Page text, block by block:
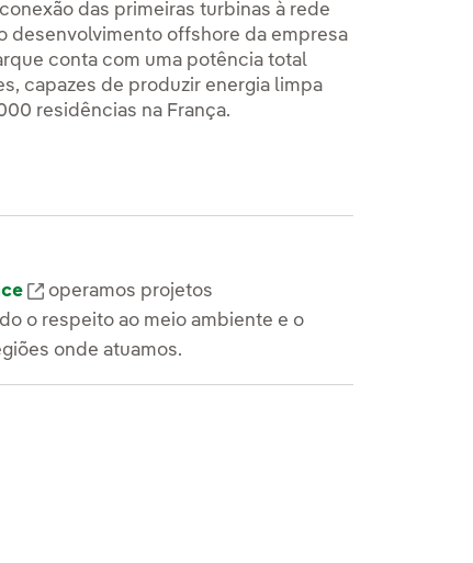
das primeiras turbinas à rede
desenvolvimento offshore da empresa
conta com uma potência total
capazes de produzir energia limpa
residências na França.
operamos projetos
o respeito ao meio ambiente e o
onde atuamos.